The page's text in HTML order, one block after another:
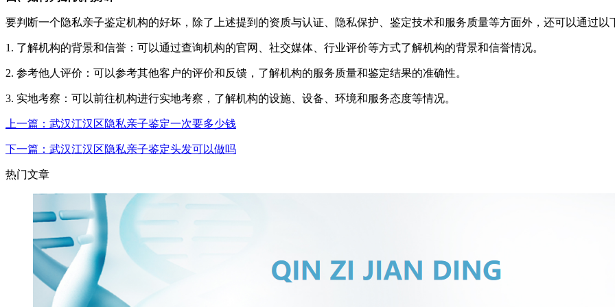
要判断一个隐私亲子鉴定机构的好坏，除了上述提到的资质与认证、隐私保护、鉴定技术和服务质量等方面外，还可以通过以
1. 了解机构的背景和信誉：可以通过查询机构的官网、社交媒体、行业评价等方式了解机构的背景和信誉情况。
2. 参考他人评价：可以参考其他客户的评价和反馈，了解机构的服务质量和鉴定结果的准确性。
3. 实地考察：可以前往机构进行实地考察，了解机构的设施、设备、环境和服务态度等情况。
上一篇：武汉江汉区隐私亲子鉴定一次要多少钱
下一篇：武汉江汉区隐私亲子鉴定头发可以做吗
热门文章